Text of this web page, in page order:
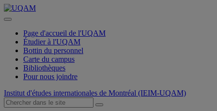
Page d'accueil de l'UQAM
Étudier à l'UQAM
Bottin du personnel
Carte du campus
Bibliothèques
Pour nous joindre
Institut d'études internationales de Montréal (IEIM-UQAM)